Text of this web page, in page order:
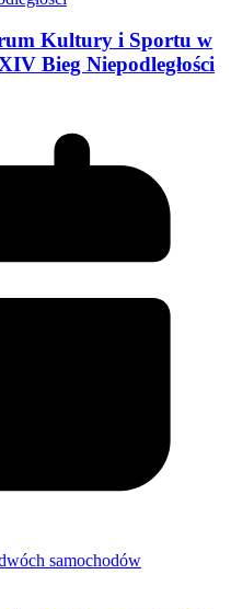
Kultury i Sportu w
Bieg Niepodległości